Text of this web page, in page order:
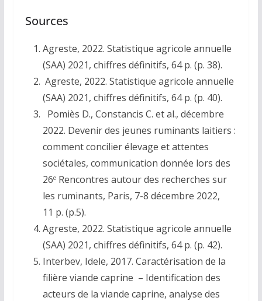
Sources
Agreste, 2022. Statistique agricole annuelle
(SAA) 2021, chiffres définitifs, 64 p. (p. 38).
Agreste, 2022. Statistique agricole annuelle
(SAA) 2021, chiffres définitifs, 64 p. (p. 40).
Pomiès D., Constancis C. et al., décembre
2022. Devenir des jeunes ruminants laitiers :
comment concilier élevage et attentes
sociétales, communication donnée lors des
26eRencontres autour des recherches sur
les ruminants, Paris, 7-8 décembre 2022,
11 p. (p.5).
Agreste, 2022. Statistique agricole annuelle
(SAA) 2021, chiffres définitifs, 64 p. (p. 42).
Interbev, Idele, 2017. Caractérisation de la
filière viande caprine – Identification des
acteurs de la viande caprine, analyse des